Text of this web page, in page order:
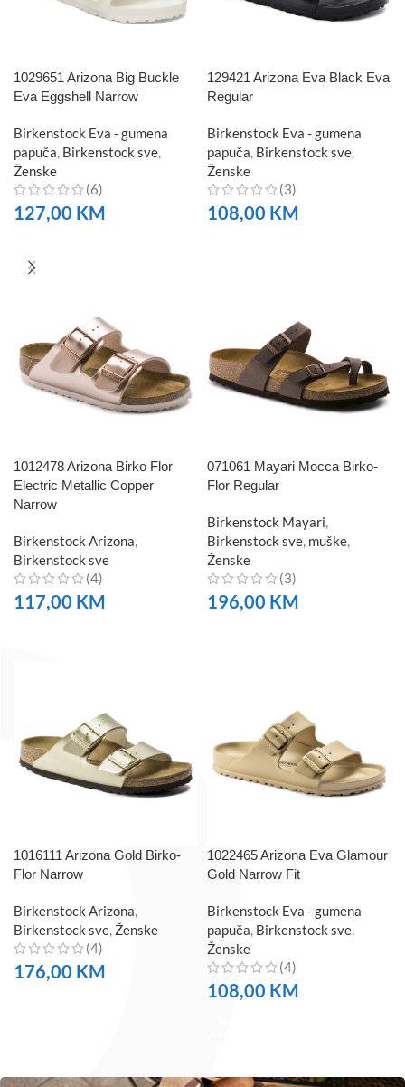
1029651 Arizona Big Buckle
Eva Eggshell Narrow
Birkenstock Eva - gumena
papuča, Birkenstock sve,
Ženske
(6)
127,00 KM
129421 Arizona Eva Black Eva
Regular
Birkenstock Eva - gumena
papuča, Birkenstock sve,
Ženske
(3)
108,00 KM
1012478 Arizona Birko Flor
Electric Metallic Copper
Narrow
Birkenstock Arizona,
Birkenstock sve
(4)
117,00 KM
071061 Mayari Mocca Birko-
Flor Regular
Birkenstock Mayari,
Birkenstock sve, muške,
Ženske
(3)
196,00 KM
1016111 Arizona Gold Birko-
Flor Narrow
Birkenstock Arizona,
Birkenstock sve, Ženske
(4)
176,00 KM
1022465 Arizona Eva Glamour
Gold Narrow Fit
Birkenstock Eva - gumena
papuča, Birkenstock sve,
Ženske
(4)
108,00 KM